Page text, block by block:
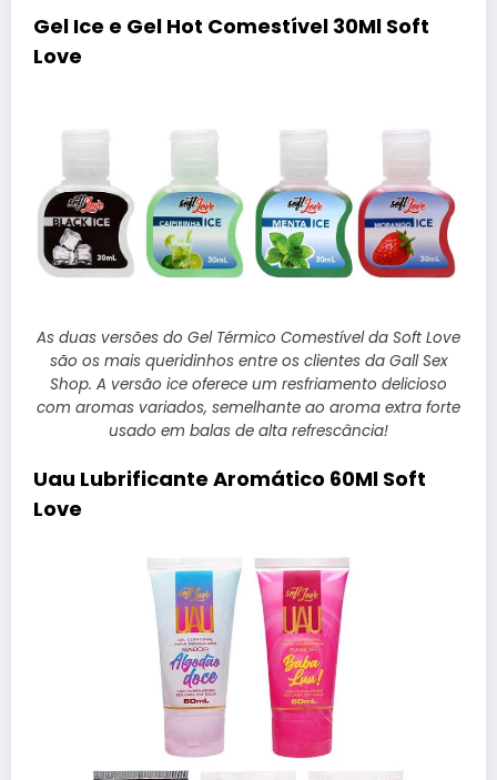
Gel Ice e Gel Hot Comestível 30Ml Soft
Love
As duas versões do Gel Térmico Comestível da Soft Love
são os mais queridinhos entre os clientes da Gall Sex
Shop. A versão ice oferece um resfriamento delicioso
com aromas variados, semelhante ao aroma extra forte
usado em balas de alta refrescância!
Uau Lubrificante Aromático 60Ml Soft
Love